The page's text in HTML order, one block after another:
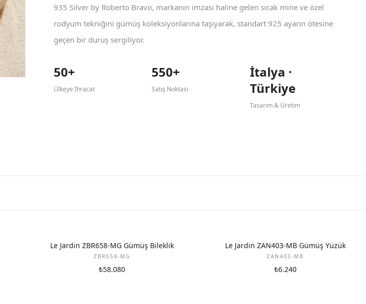
935 Silver by Roberto Bravo, markanın imzası haline gelen sıcak mine ve özel
rodyum tekniğini gümüş koleksiyonlarına taşıyarak, standart 925 ayarın ötesine
geçen bir duruş sergiliyor.
50+
Ülkeye İhracat
550+
Satış Noktası
İtalya ·
Türkiye
Tasarım & Üretim
Le Jardin ZBR658-MG Gümüş Bileklik
ZBR658-MG
₺58.080
Le Jardin ZAN403-MB Gümüş Yüzük
ZAN403-MB
₺6.240